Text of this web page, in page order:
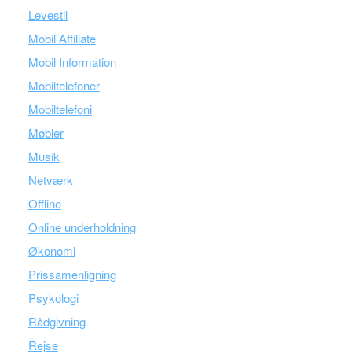
Levestil
Mobil Affiliate
Mobil Information
Mobiltelefoner
Mobiltelefoni
Møbler
Musik
Netværk
Offline
Online underholdning
Økonomi
Prissamenligning
Psykologi
Rådgivning
Rejse